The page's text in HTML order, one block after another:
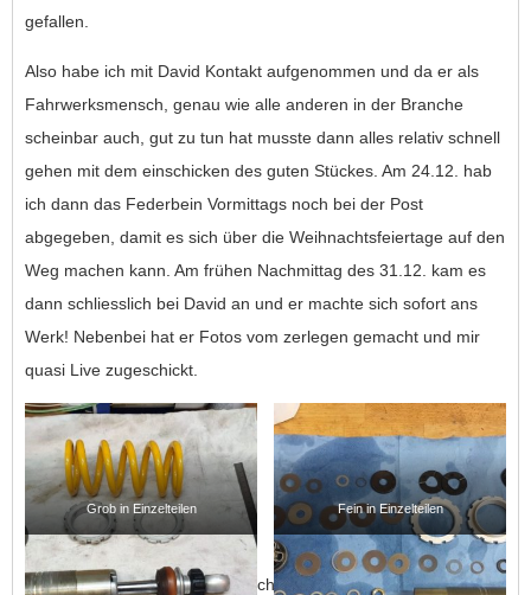
gefallen.
Also habe ich mit David Kontakt aufgenommen und da er als
Fahrwerksmensch, genau wie alle anderen in der Branche
scheinbar auch, gut zu tun hat musste dann alles relativ schnell
gehen mit dem einschicken des guten Stückes. Am 24.12. hab
ich dann das Federbein Vormittags noch bei der Post
abgegeben, damit es sich über die Weihnachtsfeiertage auf den
Weg machen kann. Am frühen Nachmittag des 31.12. kam es
dann schliesslich bei David an und er machte sich sofort ans
Werk! Nebenbei hat er Fotos vom zerlegen gemacht und mir
quasi Live zugeschickt.
Grob in Einzelteilen Fein in Einzelteilen
Das Öl im Federbein war deutlich dunkel und es war jede